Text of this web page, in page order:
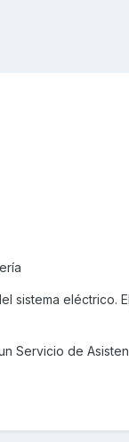
sistema eléctrico.
Servicio de